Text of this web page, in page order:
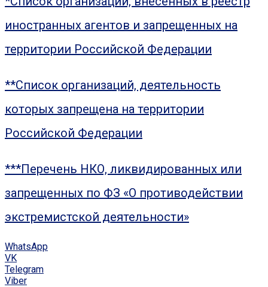
иностранных агентов и запрещенных на
территории Российской Федерации
**Список организаций, деятельность
которых запрещена на территории
Российской Федерации
***Перечень НКО, ликвидированных или
запрещенных по ФЗ «О противодействии
экстремистской деятельности»
WhatsApp
VK
Telegram
Viber